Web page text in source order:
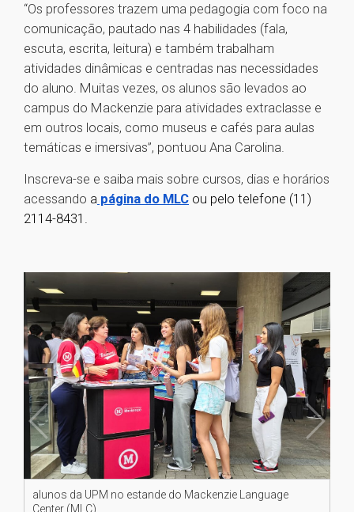
“Os professores trazem uma pedagogia com foco na
comunicação, pautado nas 4 habilidades (fala,
escuta, escrita, leitura) e também trabalham
atividades dinâmicas e centradas nas necessidades
do aluno. Muitas vezes, os alunos são levados ao
campus do Mackenzie para atividades extraclasse e
em outros locais, como museus e cafés para aulas
temáticas e imersivas”, pontuou Ana Carolina.
Inscreva-se e saiba mais sobre cursos, dias e horários
acessando a página do MLC ou pelo telefone (11)
2114-8431.
alunos da UPM no estande do Mackenzie Language
Center (MLC)